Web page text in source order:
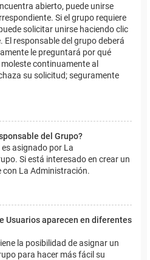
abierto, puede unirse
Si el grupo requiere
solicitar unirse haciendo clic
responsable del grupo deberá
le preguntará por qué
continuamente al
su solicitud; seguramente
del Grupo?
asignado por La
Si está interesado en crear un
La Administración.
Usuarios aparecen en diferentes
la posibilidad de asignar un
para hacer más fácil su